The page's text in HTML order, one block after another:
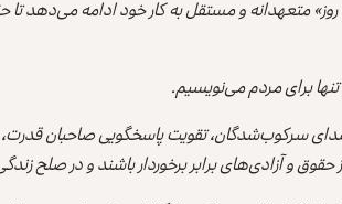
متعهدانه و مستقل به کار خود ادامه می‌دهد
برای مردم می‌نویسیم.
سرکوب‌شدگان، تقویت پاسخگویی صاحبان
و آزادی‌های برابر برخوردار باشند و در صلح